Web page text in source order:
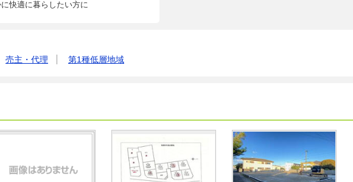
快適に暮らしたい方に
売主・代理 第1種低層地域